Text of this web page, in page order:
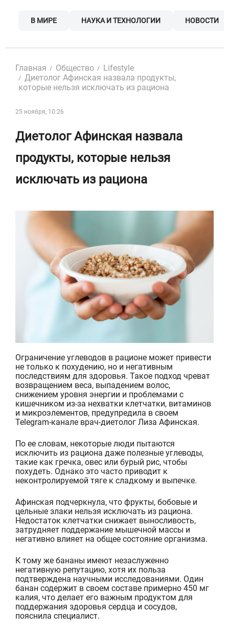
В МИРЕ НАУКА И ТЕХНОЛОГИИ НОВОСТИ
Главная Общество
Lifestyle
Диетолог Афинская назвала продукты,
которые нельзя исключать из рациона
25 ноября, 10:26
Диетолог Афинская назвала
продукты, которые нельзя
исключать из рациона
Ограничение углеводов в рационе может привести
не только к похудению, но и негативным
последствиям для здоровья. Такое подход чреват
возвращением веса, выпадением волос,
снижением уровня энергии и проблемами с
кишечником из-за нехватки клетчатки, витаминов
и микроэлементов, предупредила в своем
Telegram-канале врач-диетолог Лиза Афинская.
По ее словам, некоторые люди пытаются
исключить из рациона даже полезные углеводы,
такие как гречка, овес или бурый рис, чтобы
похудеть. Однако это часто приводит к
неконтролируемой тяге к сладкому и выпечке.
Афинская подчеркнула, что фрукты, бобовые и
цельные злаки нельзя исключать из рациона.
Недостаток клетчатки снижает выносливость,
затрудняет поддержание мышечной массы и
негативно влияет на общее состояние организма.
К тому же бананы имеют незаслуженно
негативную репутацию, хотя их польза
подтверждена научными исследованиями. Один
банан содержит в своем составе примерно 450 мг
калия, что делает его важным продуктом для
поддержания здоровья сердца и сосудов,
пояснила специалист.